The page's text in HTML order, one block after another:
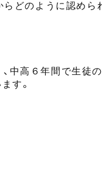
らどのように認め
、 中高 ６年間で生徒
す。